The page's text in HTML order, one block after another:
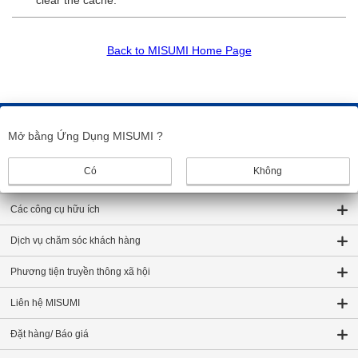
Back to MISUMI Home Page
Các công cụ hữu ích
Dịch vụ chăm sóc khách hàng
Phương tiện truyền thông xã hội
Liên hệ MISUMI
Đặt hàng/ Báo giá
Mở bằng Ứng Dụng MISUMI ?
Có Không